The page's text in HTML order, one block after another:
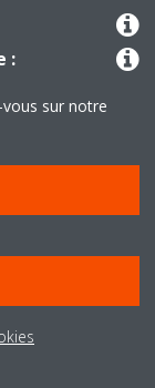
Corporate ethics
:
sur notre